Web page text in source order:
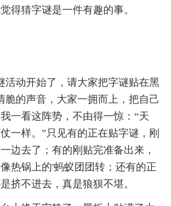
得猜字谜是一件有趣的事。
活动开始了，请大家把字谜贴在黑
脆的声音，大家一拥而上，把自己
一看这阵势，不由得一惊：“天
一样。”只见有的正在贴字谜，刚
边去了；有的刚贴完准备出来，
热锅上的'蚂蚁团团转；还有的正
挤不进去，真是狼狈不堪。